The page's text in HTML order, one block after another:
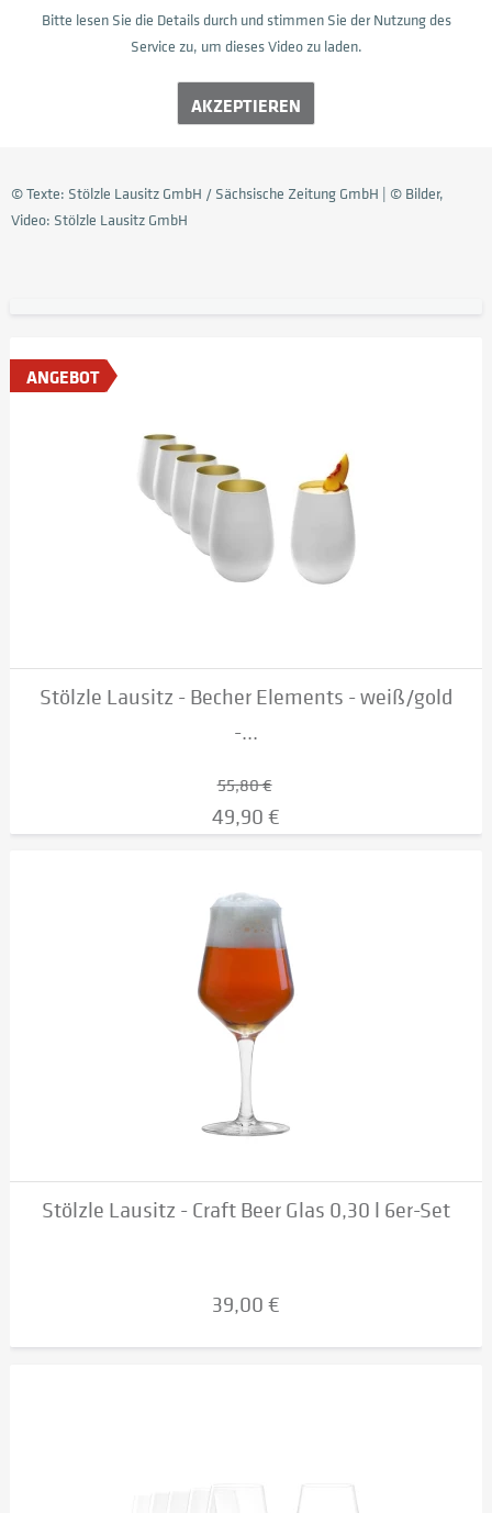
Bitte lesen Sie die Details durch und stimmen Sie der Nutzung des
Service zu, um dieses Video zu laden.
AKZEPTIEREN
© Texte: Stölzle Lausitz GmbH / Sächsische Zeitung GmbH | © Bilder,
Video: Stölzle Lausitz GmbH
ANGEBOT
Stölzle Lausitz - Becher Elements - weiß/gold
-...
55,80 €
49,90 €
Stölzle Lausitz - Craft Beer Glas 0,30 l 6er-Set
39,00 €